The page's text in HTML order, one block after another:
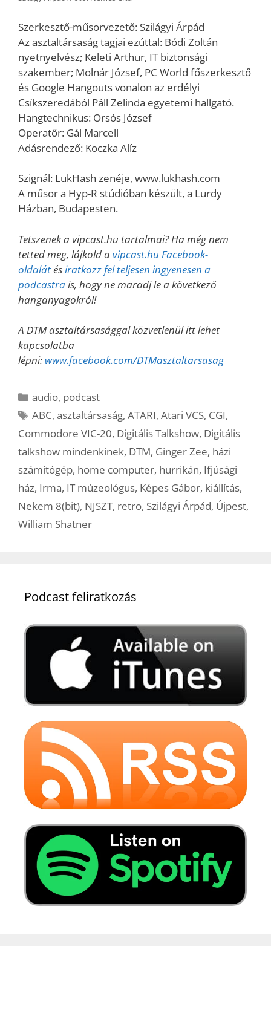
Szerkesztő-műsorvezető: Szilágyi Árpád
Az asztaltársaság tagjai ezúttal: Bódi Zoltán
nyetnyelvész; Keleti Arthur, IT biztonsági
szakember; Molnár József, PC World főszerkesztő
és Google Hangouts vonalon az erdélyi
Csíkszeredából Páll Zelinda egyetemi hallgató.
Hangtechnikus: Orsós József
Operatőr: Gál Marcell
Adásrendező: Koczka Alíz
Szignál: LukHash zenéje, www.lukhash.com
A műsor a Hyp-R stúdióban készült, a Lurdy
Házban, Budapesten.
Tetszenek a vipcast.hu tartalmai? Ha még nem
tetted meg, lájkold avipcast.hu Facebook-
oldalátésiratkozz fel teljesen ingyenesen a
podcastrais, hogy ne maradj le a következő
hanganyagokról!
A DTM asztaltársasággal közvetlenül itt lehet
kapcsolatba
lépni: www.facebook.com/DTMasztaltarsasag
Kategória
audio, podcast
Címkék
ABC,asztaltársaság,ATARI,Atari VCS, CGI,
Commodore VIC-20, Digitális Talkshow, Digitális
talkshow mindenkinek, DTM, Ginger Zee, házi
számítógép, home computer, hurrikán, Ifjúsági
ház, Irma, IT múzeológus, Képes Gábor, kiállítás,
Nekem 8(bit), NJSZT, retro, Szilágyi Árpád, Újpest,
William Shatner
Podcast feliratkozás